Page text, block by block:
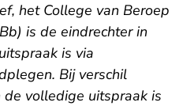
het College van Beroep
is de eindrechter in
is via
Bij verschil
volledige uitspraak is